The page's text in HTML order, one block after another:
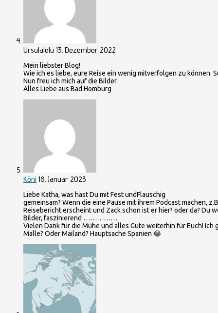
Ursulalelu 13. Dezember 2022
Mein liebster Blog!
Wie ich es liebe, eure Reise ein wenig mitverfolgen zu können.
Nun freu ich mich auf die Bilder.
Alles Liebe aus Bad Homburg
Köni 18. Januar 2023
Liebe Katha, was hast Du mit Fest undFlauschig
gemeinsam? Wenn die eine Pause mit ihrem Podcast machen,
Reisebericht erscheint und Zack schon ist er hier? oder da? Du
Bilder, faszinierend ……………
Vielen Dank für die Mühe und alles Gute weiterhin für Euch! Ich
Malle? Oder Mailand? Hauptsache Spanien 😂